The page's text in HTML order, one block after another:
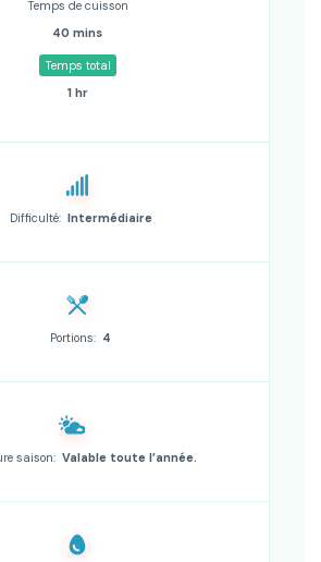
Temps de cuisson
40 mins
Temps total
1 hr
Difficulté: Intermédiaire
Portions: 4
saison: Valable toute l’année.